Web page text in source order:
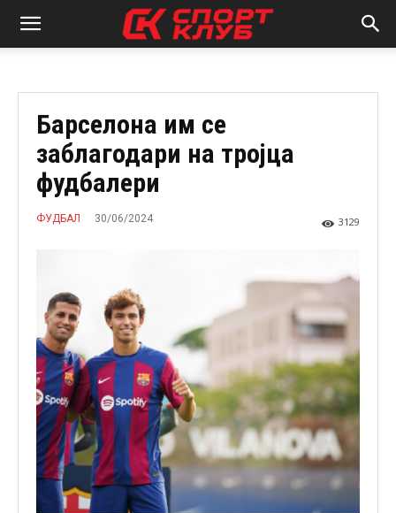
Барселона им се
заблагодари на тројца
фудбалери
ФУДБАЛ 30/06/2024 3129